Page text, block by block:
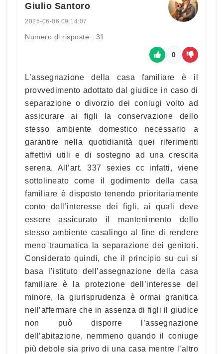
Giulio Santoro
2025-06-06 09:14:07
Numero di risposte : 31
0
L’assegnazione della casa familiare è il
provvedimento adottato dal giudice in caso di
separazione o divorzio dei coniugi volto ad
assicurare ai figli la conservazione dello
stesso ambiente domestico necessario a
garantire nella quotidianità quei riferimenti
affettivi utili e di sostegno ad una crescita
serena. All’art. 337 sexies cc infatti, viene
sottolineato come il godimento della casa
familiare è disposto tenendo prioritariamente
conto dell’interesse dei figli, ai quali deve
essere assicurato il mantenimento dello
stesso ambiente casalingo al fine di rendere
meno traumatica la separazione dei genitori.
Considerato quindi, che il principio su cui si
basa l’istituto dell’assegnazione della casa
familiare è la protezione dell’interesse del
minore, la giurisprudenza è ormai granitica
nell’affermare che in assenza di figli il giudice
non può disporre l’assegnazione
dell’abitazione, nemmeno quando il coniuge
più debole sia privo di una casa mentre l’altro